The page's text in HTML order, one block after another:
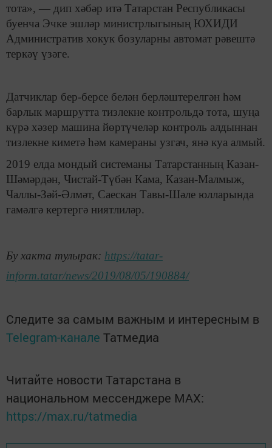
тота», — дип хәбәр итә Татарстан Республикасы
буенча Эчке эшләр министрлыгының ЮХИДИ
Административ хокук бозуларны автомат рәвештә
теркәү үзәге.
Датчиклар бер-берсе белән берләштерелгән һәм
барлык маршрутта тизлекне контрольдә тота, шуңа
күрә хәзер машина йөртүчеләр контроль алдыннан
тизлекне киметә һәм камераны узгач, янә куа алмый.
2019 елда мондый системаны Татарстанның Казан-
Шәмәрдән, Чистай-Түбән Кама, Казан-Малмыж,
Чаллы-Зәй-Әлмәт, Саескан Тавы-Шәле юлларында
гамәлгә кертергә ниятлиләр.
Бу хакта тулырак: https://tatar-
inform.tatar/news/2019/08/05/190884/
Следите за самым важным и интересным в
Telegram-канале Татмедиа
Читайте новости Татарстана в
национальном мессенджере MАХ:
https://max.ru/tatmedia